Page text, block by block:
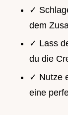
✓
dem
✓ Lass
du die
✓ Nutze
eine